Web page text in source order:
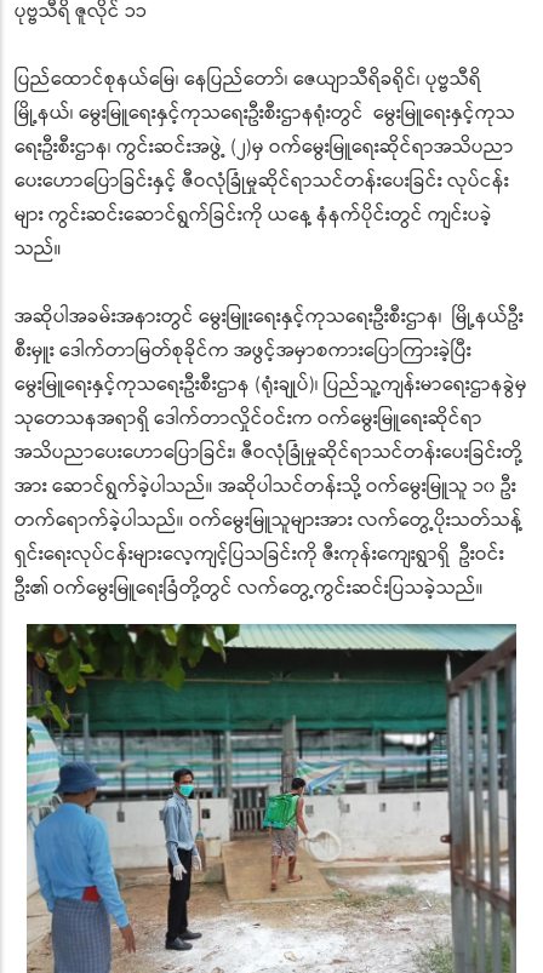
ပုဗ္ဗသီရိ ဇူလိုင် ၁၁
ပြည်ထောင်စုနယ်မြေ၊ နေပြည်တော်၊ ဇေယျာသီရိခရိုင်၊ ပုဗ္ဗသီရိ
မြို့နယ်၊ မွေးမြူရေးနှင့်ကုသရေးဦးစီးဌာနရုံးတွင် မွေးမြူရေးနှင့်ကုသ
ရေးဦးစီးဌာန၊ ကွင်းဆင်းအဖွဲ့ (၂)မှ ဝက်မွေးမြူရေးဆိုင်ရာအသိပညာ
ပေးဟောပြောခြင်းနှင့် ဇီဝလုံခြုံမှုဆိုင်ရာသင်တန်းပေးခြင်း လုပ်ငန်း
များ ကွင်းဆင်းဆောင်ရွက်ခြင်းကို ယနေ့ နံနက်ပိုင်းတွင် ကျင်းပခဲ့
သည်။
အဆိုပါအခမ်းအနားတွင် မွေးမြူးရေးနှင့်ကုသရေးဦးစီးဌာန၊ မြို့နယ်ဦး
စီးမှူး ဒေါက်တာ​မြတ်စုခိုင်က အဖွင့်အမှာစကားပြောကြားခဲ့ပြီး
မွေးမြူရေးနှင့်ကုသရေးဦးစီးဌာန (ရုံးချုပ်)၊ ပြည်သူ့ကျန်းမာရေးဌာနခွဲမှ
သုတေသနအရာရှိ ဒေါက်တာလှိုင်ဝင်းက ဝက်မွေးမြူရေးဆိုင်ရာ
အသိပညာပေးဟောပြောခြင်း၊ ဇီဝလုံခြုံမှုဆိုင်ရာသင်တန်းပေးခြင်းတို့
အား ဆောင်ရွက်ခဲ့ပါသည်။ အဆိုပါသင်တန်းသို့ ဝက်မွေးမြူသူ ၁၀ ဦး
တက်ရောက်ခဲ့ပါသည်။ ဝက်မွေးမြူသူများအား လက်တွေ့ပိုးသတ်သန့်
ရှင်းရေးလုပ်ငန်းများလေ့ကျင့်ပြသခြင်းကို ဇီးကုန်းကျေးရွာရှိ ဦးဝင်း
ဦး၏ ဝက်မွေးမြူရေးခြံတို့တွင် လက်တွေ့ကွင်းဆင်းပြသခဲ့သည်။